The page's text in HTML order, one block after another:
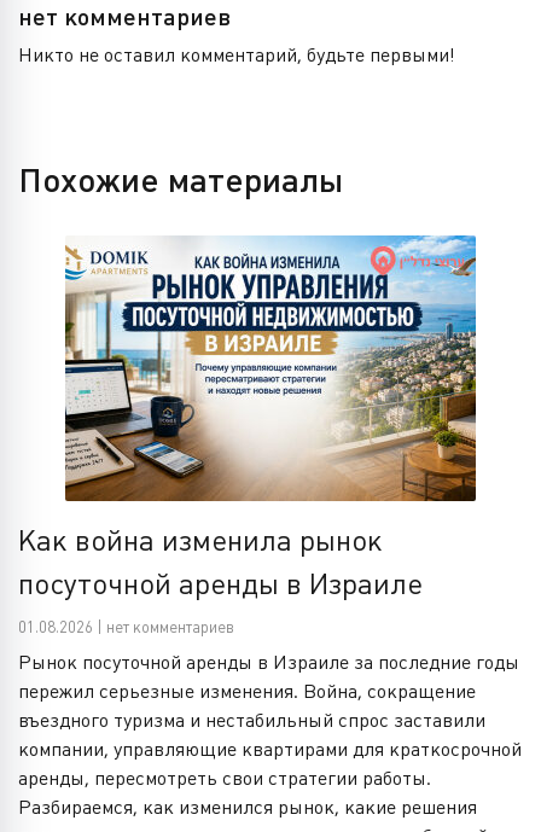
нет комментариев
Никто не оставил комментарий, будьте первыми!
Похожие материалы
Как война изменила рынок
посуточной аренды в Израиле
01.08.2026 | нет комментариев
Рынок посуточной аренды в Израиле за последние годы
пережил серьезные изменения. Война, сокращение
въездного туризма и нестабильный спрос заставили
компании, управляющие квартирами для краткосрочной
аренды, пересмотреть свои стратегии работы.
Разбираемся, как изменился рынок, какие решения